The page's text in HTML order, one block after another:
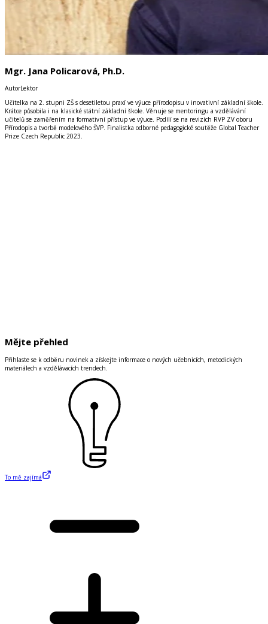
Mgr. Jana Policarová, Ph.D.
AutorLektor
Učitelka na 2. stupni ZŠ s desetiletou praxí ve výuce přírodopisu v inovativní základní škole.
Krátce působila i na klasické státní základní škole. Věnuje se mentoringu a vzdělávání
učitelů se zaměřením na formativní přístup ve výuce. Podílí se na revizích RVP ZV oboru
Přírodopis a tvorbě modelového ŠVP. Finalistka odborné pedagogické soutěže Global Teacher
Prize Czech Republic 2023.
Mějte přehled
Přihlaste se k odběru novinek a získejte informace o nových učebnicích, metodických
materiálech a vzdělávacích trendech.
To mě zajímá